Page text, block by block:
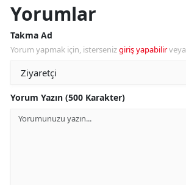
Yorumlar
Takma Ad
Yorum yapmak için, istersenizgiriş yapabilirveya
Yorum Yazın (500 Karakter)